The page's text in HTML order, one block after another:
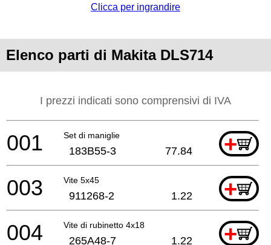
Clicca per ingrandire
Elenco parti di Makita DLS714
I prezzi indicati sono comprensivi di IVA
Set di maniglie +
001 183B55-3 77.84
Vite 5x45 +
003 911268-2 1.22
Vite di rubinetto 4x18 +
004 265A48-7 1.22